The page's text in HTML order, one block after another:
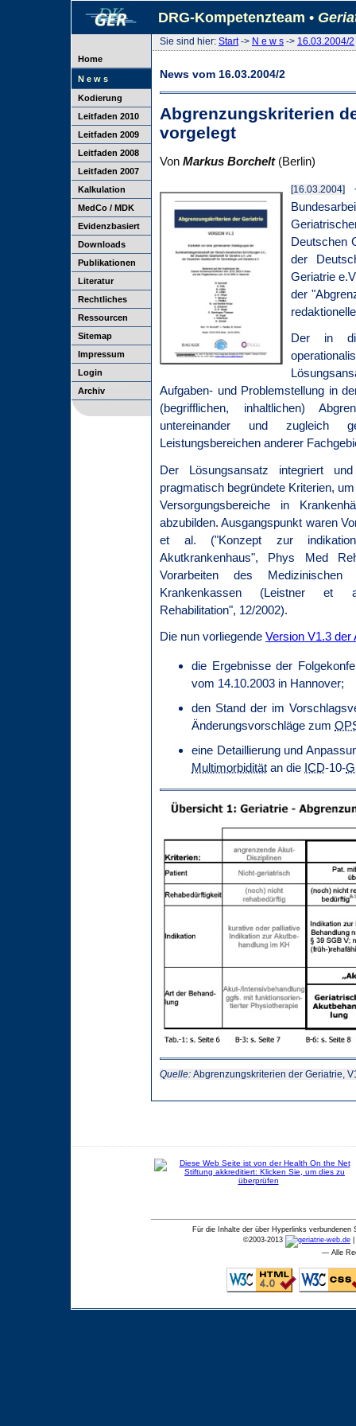
DRG-Kompetenzteam •
Home
N e w s
Kodierung
Leitfaden 2010
Leitfaden 2009
Leitfaden 2008
Leitfaden 2007
Kalkulation
MedCo / MDK
Evidenzbasiert
Downloads
Publikationen
Literatur
Rechtliches
Ressourcen
Sitemap
Impressum
Login
Archiv
Sie sind hier: Start-> N e w s -> 16.03.2004/2
News vom 16.03.2004/2
Abgrenzungskriterien
vorgelegt
Von Markus Borchelt(Berlin)
[16.03.2004]
Deutschen
der
Geriatrie
der
Der in
Aufgaben- und Problemstellung in
(begrifflichen, inhaltlichen)
untereinander und zugleich
Leistungsbereichen anderer
Der Lösungsansatz integriert
pragmatisch begründete Kriterien,
Versorgungsbereiche in
abzubilden. Ausgangspunkt waren
et al. ("Konzept zur
Akutkrankenhaus", Phys Med
Vorarbeiten des
Krankenkassen (Leistner et
Rehabilitation", 12/2002).
Die nun vorliegende Version V1.3 der
die Ergebnisse der
vom 14.10.2003 in Hannover;
den Stand der im
Änderungsvorschläge zum
eine Detaillierung und
Multimorbidität an die ICD-10-
Quelle: Abgrenzungskriterien der Geriatrie,
Für die Inhalte der über Hyperlinks
©2003-2013
— Alle